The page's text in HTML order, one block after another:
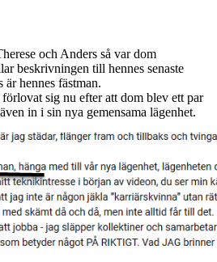
och Anders så var dom
beskrivningen till hennes senaste
är hennes fästman.
sig nu efter att dom blev ett par
in i sin nya gemensama lägenhet.